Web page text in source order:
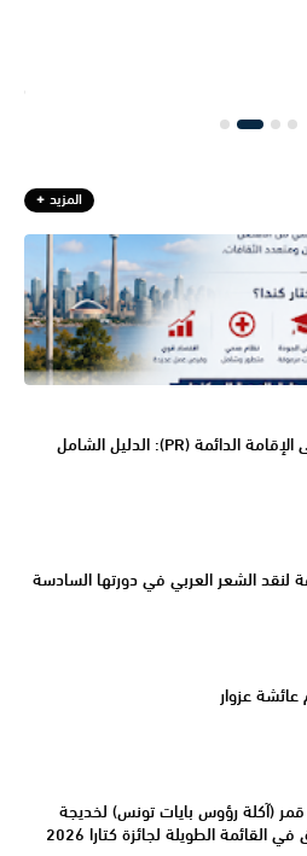
المزيد
الهجرة إلى كندا والحصول على الإقامة الدائمة (PR): الدليل الشامل
لنقد الشعر العربي في دورتها السادسة
عائشة عزوار
قمر (آكلة رؤوس بايات تونس) لخديجة
القائمة الطويلة لجائزة كتارا 2026